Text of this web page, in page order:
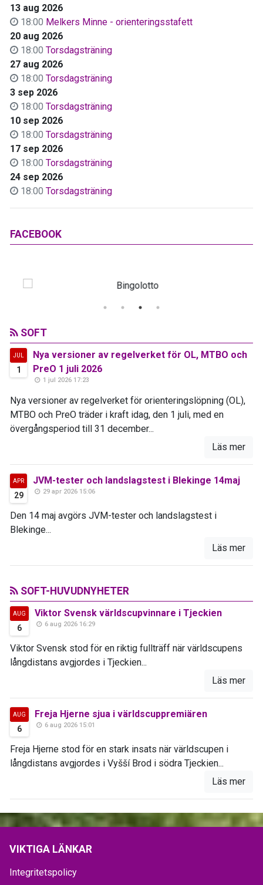
13 aug 2026
18:00 Melkers Minne - orienteringsstafett
20 aug 2026
18:00 Torsdagsträning
27 aug 2026
18:00 Torsdagsträning
3 sep 2026
18:00 Torsdagsträning
10 sep 2026
18:00 Torsdagsträning
17 sep 2026
18:00 Torsdagsträning
24 sep 2026
18:00 Torsdagsträning
FACEBOOK
SOFT
JUL
1
Nya versioner av regelverket för OL, MTBO och
PreO 1 juli 2026
1 jul 2026 17:23
Nya versioner av regelverket för orienteringslöpning (OL),
MTBO och PreO träder i kraft idag, den 1 juli, med en
övergångsperiod till 31 december...
Läs mer
APR
29
JVM-tester och landslagstest i Blekinge 14maj
29 apr 2026 15:06
Den 14 maj avgörs JVM-tester och landslagstest i
Blekinge...
Läs mer
SOFT-HUVUDNYHETER
AUG
6
Viktor Svensk världscupvinnare i Tjeckien
6 aug 2026 16:29
Viktor Svensk stod för en riktig fullträff när världscupens
långdistans avgjordes i Tjeckien...
Läs mer
AUG
6
Freja Hjerne sjua i världscuppremiären
6 aug 2026 15:01
Freja Hjerne stod för en stark insats när världscupen i
långdistans avgjordes i Vyšší Brod i södra Tjeckien...
Läs mer
VIKTIGA LÄNKAR
Integritetspolicy